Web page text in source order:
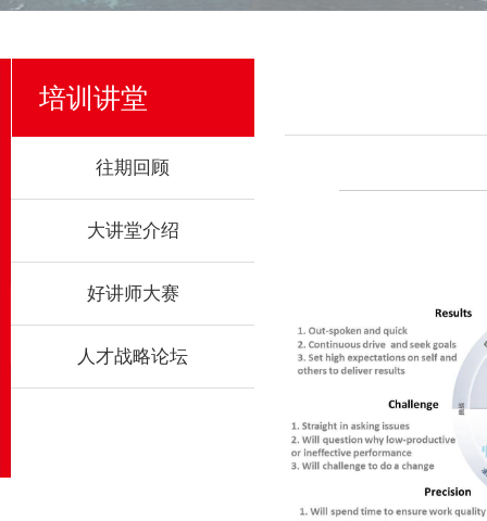
培训讲堂
往期回顾
大讲堂介绍
好讲师大赛
人才战略论坛